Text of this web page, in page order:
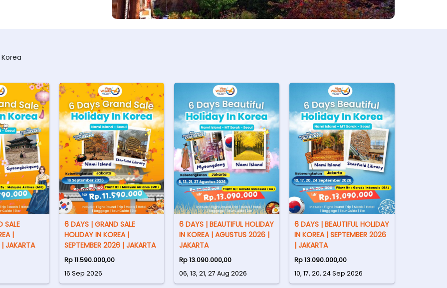
SALE
|
JAKARTA
6 DAYS | GRAND SALE
HOLIDAY IN KOREA |
SEPTEMBER 2026 | JAKARTA
Rp 11.590.000,00
16 Sep 2026
6 DAYS | BEAUTIFUL HOLIDAY
IN KOREA | AGUSTUS 2026 |
JAKARTA
Rp 13.090.000,00
06, 13, 21, 27 Aug 2026
6 DAYS | BEAUTIFUL HOLIDAY
IN KOREA | SEPTEMBER 2026
| JAKARTA
Rp 13.090.000,00
10, 17, 20, 24 Sep 2026